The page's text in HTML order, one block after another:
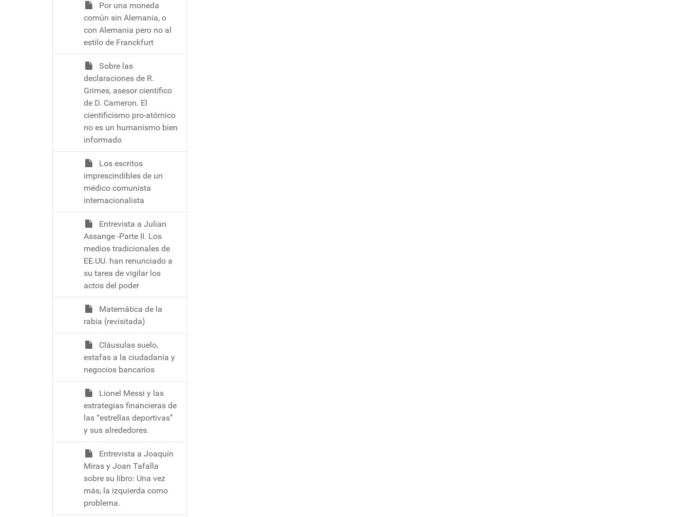
Por una moneda
común sin Alemania, o
con Alemania pero no al
estilo de Franckfurt
Sobre las
declaraciones de R.
Grimes, asesor científico
de D. Cameron. El
cientificismo pro-atómico
no es un humanismo bien
informado
Los escritos
imprescindibles de un
médico comunista
internacionalista
Entrevista a Julian
Assange -Parte II. Los
medios tradicionales de
EE.UU. han renunciado a
su tarea de vigilar los
actos del poder
Matemática de la
rabia (revisitada)
Cláusulas suelo,
estafas a la ciudadanía y
negocios bancarios
Lionel Messi y las
estrategias financieras de
las “estrellas deportivas”
y sus alrededores.
Entrevista a Joaquín
Miras y Joan Tafalla
sobre su libro: Una vez
más, la izquierda como
problema.